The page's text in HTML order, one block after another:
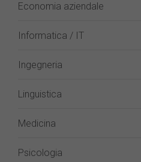
Economia aziendale
Informatica / IT
Ingegneria
Linguistica
Medicina
Psicologia